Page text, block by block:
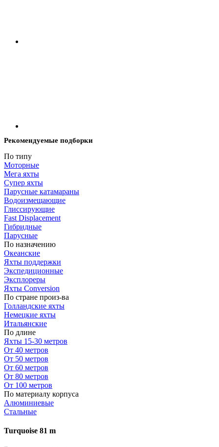
Рекомендуемые подборки
По типу
Моторные
Мега яхты
Супер яхты
Парусные катамараны
Водоизмещающие
Глиссирующие
Fast Displacement
Гибридные
Парусные
По назначению
Океанские
Яхты поддержки
Экспедиционные
Эксплореры
Яхты Conversion
По стране произ-ва
Голландские яхты
Немецкие яхты
Итальянские
По длине
Яхты 15-30 метров
От 40 метров
От 50 метров
От 60 метров
От 80 метров
От 100 метров
По материалу корпуса
Алюминиевые
Стальные
Turquoise 81 m